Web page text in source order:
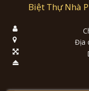
Biệt Thự Nhà
Địa